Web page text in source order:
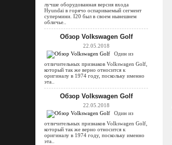
лучше оборудованная версия входа
Hyundai в горячо оспариваемый сегмент
супермини. I20 был в своем нынешнем
обличье..
Обзор Volkswagen Golf
22.05.2018
Один из
отличительных признаков Volkswagen Golf,
который так же верно относится к
оригиналу в 1974 году, поскольку именно
эта..
Обзор Volkswagen Golf
22.05.2018
Один из
отличительных признаков Volkswagen Golf,
который так же верно относится к
оригиналу в 1974 году, поскольку именно
эта..